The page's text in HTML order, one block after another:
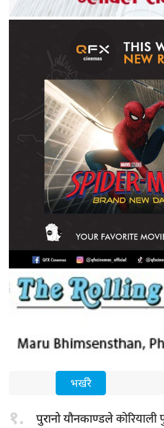
भर्खरै
१. पुरानो यौनकाण्डले